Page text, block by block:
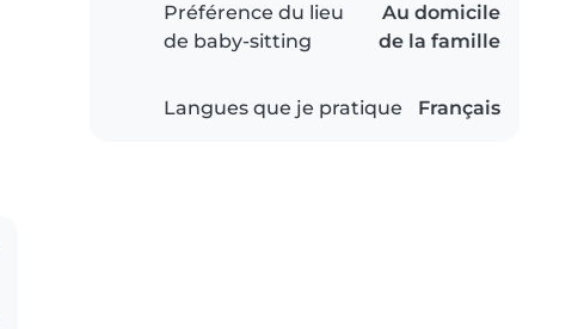
Préférence du lieu
de baby-sitting
Au domicile
de la famille
Langues que je pratique Français